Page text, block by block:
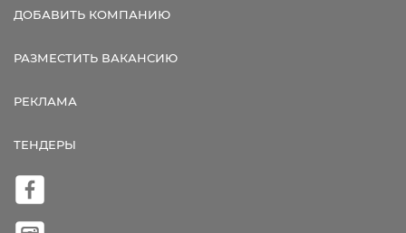
ДОБАВИТЬ КОМПАНИЮ
РАЗМЕСТИТЬ ВАКАНСИЮ
РЕКЛАМА
ТЕНДЕРЫ